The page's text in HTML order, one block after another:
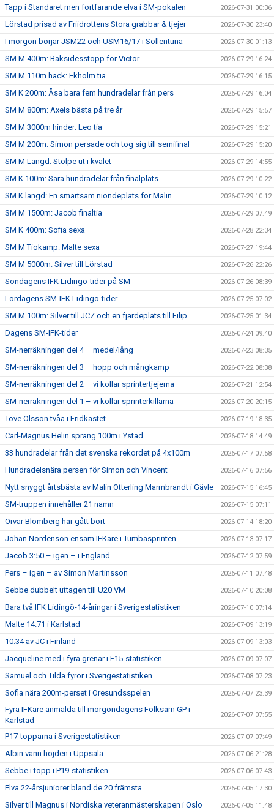
Tapp i Standaret men fortfarande elva i SM-pokalen 2026-07-31 00:36
Lörstad prisad av Friidrottens Stora grabbar & tjejer 2026-07-30 23:40
I morgon börjar JSM22 och USM16/17 i Sollentuna 2026-07-30 01:13
SM M 400m: Baksidesstopp för Victor 2026-07-29 16:24
SM M 110m häck: Ekholm tia 2026-07-29 16:15
SM K 200m: Åsa bara fem hundradelar från pers 2026-07-29 16:04
SM M 800m: Axels bästa på tre år 2026-07-29 15:57
SM M 3000m hinder: Leo tia 2026-07-29 15:21
SM M 200m: Simon persade och tog sig till semifinal 2026-07-29 15:20
SM M Längd: Stolpe ut i kvalet 2026-07-29 14:55
SM K 100m: Sara hundradelar från finalplats 2026-07-29 10:22
SM K längd: En smärtsam niondeplats för Malin 2026-07-29 10:12
SM M 1500m: Jacob finaltia 2026-07-29 07:49
SM K 400m: Sofia sexa 2026-07-28 22:34
SM M Tiokamp: Malte sexa 2026-07-27 19:44
SM M 5000m: Silver till Lörstad 2026-07-26 22:26
Söndagens IFK Lidingö-tider på SM 2026-07-26 08:39
Lördagens SM-IFK Lidingö-tider 2026-07-25 07:02
SM M 100m: Silver till JCZ och en fjärdeplats till Filip 2026-07-25 01:34
Dagens SM-IFK-tider 2026-07-24 09:40
SM-nerräkningen del 4 – medel/lång 2026-07-23 08:35
SM-nerräkningen del 3 – hopp och mångkamp 2026-07-22 08:38
SM-nerräkningen del 2 – vi kollar sprintertjejerna 2026-07-21 12:54
SM-nerräkningen del 1 – vi kollar sprinterkillarna 2026-07-20 20:15
Tove Olsson tvåa i Fridkastet 2026-07-19 18:35
Carl-Magnus Helin sprang 100m i Ystad 2026-07-18 14:49
33 hundradelar från det svenska rekordet på 4x100m 2026-07-17 07:58
Hundradelsnära persen för Simon och Vincent 2026-07-16 07:56
Nytt snyggt årtsbästa av Malin Otterling Marmbrandt i Gävle 2026-07-15 16:45
SM-truppen innehåller 21 namn 2026-07-15 07:11
Orvar Blomberg har gått bort 2026-07-14 18:20
Johan Nordenson ensam IFKare i Tumbasprinten 2026-07-13 07:17
Jacob 3:50 – igen – i England 2026-07-12 07:59
Pers – igen – av Simon Martinsson 2026-07-11 07:48
Sebbe dubbelt uttagen till U20 VM 2026-07-10 20:08
Bara två IFK Lidingö-14-åringar i Sverigestatistiken 2026-07-10 07:14
Malte 14.71 i Karlstad 2026-07-09 13:19
10.34 av JC i Finland 2026-07-09 13:03
Jacqueline med i fyra grenar i F15-statistiken 2026-07-09 07:07
Samuel och Tilda fyror i Sverigestatistiken 2026-07-08 07:23
Sofia nära 200m-perset i Öresundsspelen 2026-07-07 23:39
Fyra IFKare anmälda till morgondagens Folksam GP i
Karlstad
2026-07-07 07:55
P17-topparna i Sverigestatistiken 2026-07-07 07:49
Albin vann höjden i Uppsala 2026-07-06 21:28
Sebbe i topp i P19-statistiken 2026-07-06 07:43
Elva 22-årsjuniorer bland de 20 främsta 2026-07-05 17:30
Silver till Magnus i Nordiska veteranmästerskapen i Oslo 2026-07-05 11:48